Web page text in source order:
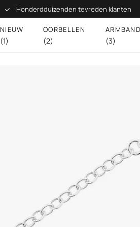
Honderdduizenden tevreden klanten
NIEUW
(1)
OORBELLEN
(2) (3)